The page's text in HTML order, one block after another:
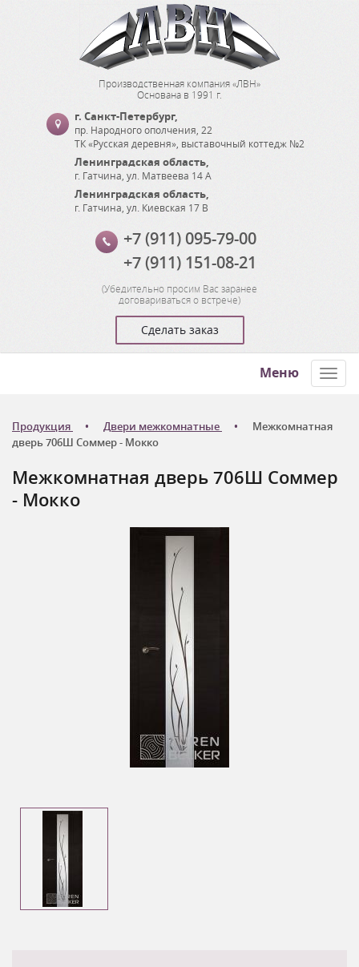
Производственная компания «ЛВН»
Основана в 1991 г.
г. Санкт-Петербург,
пр. Народного ополчения, 22
ТК «Русская деревня», выставочный коттедж №2
Ленинградская область,
г. Гатчина ул. Матвеева 14 А
Ленинградская область,
г. Гатчина ул. Киевская 17 В
+7 (911) 095-79-00
+7 (911) 151-08-21
(Убедительно просим Вас заранее
договариваться о встрече)
Сделать заказ
Меню
Продукция Двери межкомнатные
Межкомнатная
дверь 706Ш Соммер - Мокко
Межкомнатная дверь 706Ш Соммер
- Мокко